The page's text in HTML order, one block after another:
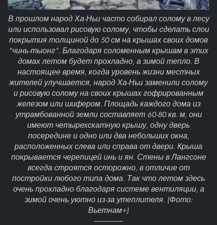
В прошлом народ Ха-Ньи часто собирал солому в лесу
или использовал рисовую солому, чтобы сделать слои
покрытия толщиной до 50 см на крышах своих домов
“чинь-тыонг”. Благодаря соломенным крышам в этих
домах летом будет прохладно, а зимой тепло. В
настоящее время, когда уровень жизни местных
жителей улучшается, народ Ха-Ньи заменили солому
и рисовую солому на своих крышах гофрированным
железом или шифером. Площадь каждого дома из
утрамбованной земли составляет 60-80 кв. м, они
имеют четырехскатную крышу, одну дверь
посередине и одно или два небольших окна,
расположенных слева или справа от двери. Крыша
покрывается черепицей инь и ян. Стены в Лангсоне
всегда строятся осторожно, в отличие от
постройки любого типа дома. Так что летом здесь
очень прохладно благодаря системе вентиляции, а
зимой очень уютно из-за утеплителя. (Фото:
Вьетнам+)